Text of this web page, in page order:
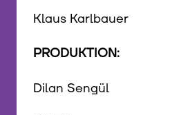
Klaus Karlbauer
PRODUKTION:
Dilan Sengül